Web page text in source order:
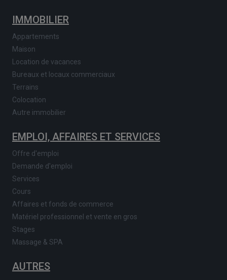
IMMOBILIER
Appartements
Maison
Location de vacances
Bureaux et locaux commerciaux
Terrains
Colocation
Autre immobilier
EMPLOI, AFFAIRES ET SERVICES
Offre d'emploi
Demande d'emploi
Services
Cours
Affaires et fonds de commerce
Matériel professionnel et vente en gros
Stages
Massage & SPA
AUTRES